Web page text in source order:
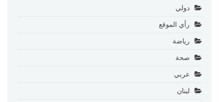
دولي
رأي الموقع
رياضة
صحة
عربي
لبنان